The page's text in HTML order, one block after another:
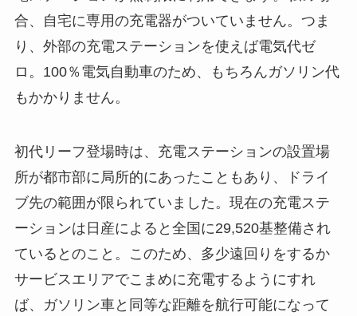
合、自宅に専用の充電器がついていません。つま
り、外部の充電ステーションを使えば電気代ゼ
ロ。100％電気自動車のため、もちろんガソリン代
もかかりません。
初代リーフ登場時は、充電ステーションの設置場
所が都市部に局所的にあったこともあり、ドライ
ブ先の範囲が限られていました。現在の充電ステ
ーションは日産によると全国に29,520基整備され
ているとのこと。このため、多少遠回りをするか
サービスエリアでこまめに充電するようにすれ
ば、ガソリン車と同等な距離を航行可能になって